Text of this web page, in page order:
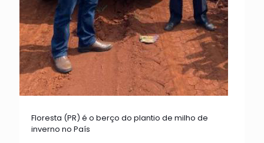
Floresta (PR) é o berço do plantio de milho de
inverno no País